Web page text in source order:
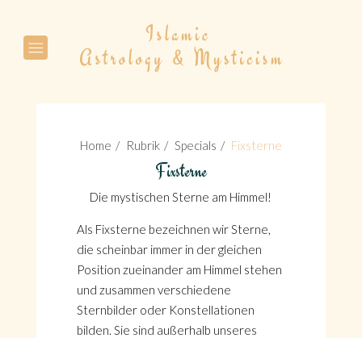
Home Rubrik Specials Fixsterne
Fixsterne
Die mystischen Sterne am Himmel!
Als Fixsterne bezeichnen wir Sterne,
die scheinbar immer in der gleichen
Position zueinander am Himmel stehen
und zusammen verschiedene
Sternbilder oder Konstellationen
bilden. Sie sind außerhalb unseres